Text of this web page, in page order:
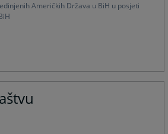
Američkih Država u BiH u posjeti